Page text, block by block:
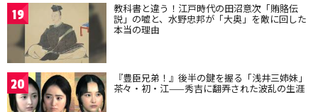
19 教科書と違う！江戸時代の田沼意次「賄賂伝
説」の嘘と、水野忠邦が「大奥」を敵に回した
本当の理由
20 『豊臣兄弟！』後半の鍵を握る「浅井三姉妹」
茶々・初・江——秀吉に翻弄された波乱の生涯